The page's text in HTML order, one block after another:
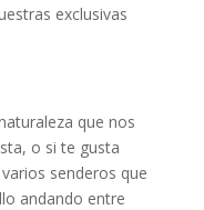
exclusivas
que nos
o si te gusta
senderos que
andando entre